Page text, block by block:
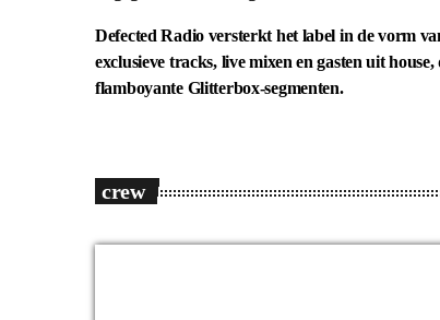
Defected Radio versterkt het label in de vorm
exclusieve tracks, live mixen en gasten uit
flamboyante Glitterbox‑segmenten.
crew